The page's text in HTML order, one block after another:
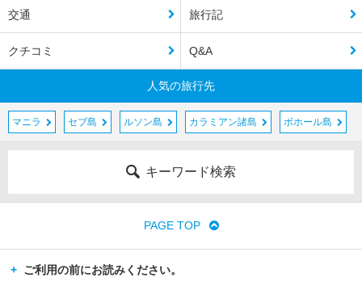
交通 旅行記
クチコミ Q&A
人気の旅行先
マニラ セブ島 ルソン島 カラミアン諸島 ボホール島
キーワード検索
PAGE TOP
ご利用の前にお読みください。